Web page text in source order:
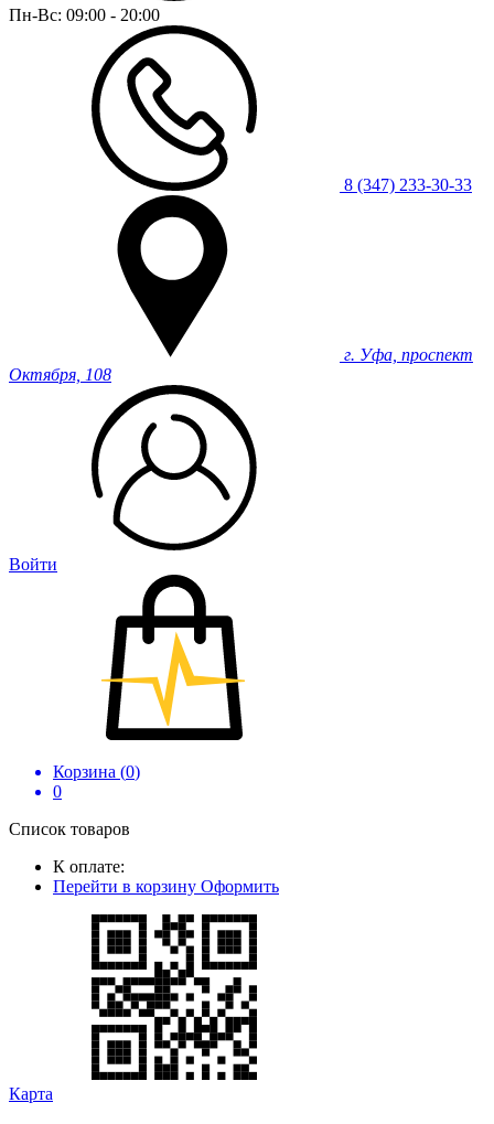
Пн-Вс: 09:00 - 20:00
8 (347) 233-30-33
г. Уфа, проспект
Октября, 108
Войти
Корзина (0)
0
Список товаров
К оплате:
Перейти в корзину Оформить
Карта